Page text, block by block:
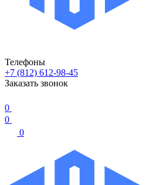
Телефоны
+7 (812) 612-98-45
Заказать звонок
0
0
0